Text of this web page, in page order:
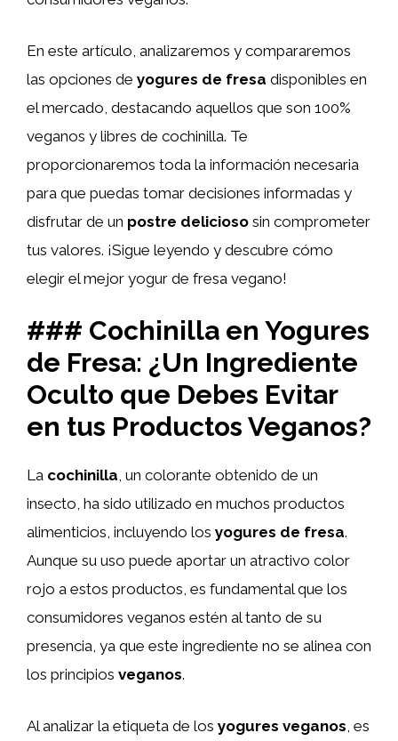
En este artículo, analizaremos y compararemos
las opciones de yogures de fresa disponibles en
el mercado, destacando aquellos que son 100%
veganos y libres de cochinilla. Te
proporcionaremos toda la información necesaria
para que puedas tomar decisiones informadas y
disfrutar de un postre delicioso sin comprometer
tus valores. ¡Sigue leyendo y descubre cómo
elegir el mejor yogur de fresa vegano!
### Cochinilla en Yogures
de Fresa: ¿Un Ingrediente
Oculto que Debes Evitar
en tus Productos Veganos?
La cochinilla, un colorante obtenido de un
insecto, ha sido utilizado en muchos productos
alimenticios, incluyendo los yogures de fresa.
Aunque su uso puede aportar un atractivo color
rojo a estos productos, es fundamental que los
consumidores veganos estén al tanto de su
presencia, ya que este ingrediente no se alinea con
los principios veganos.
Al analizar la etiqueta de los yogures veganos , es